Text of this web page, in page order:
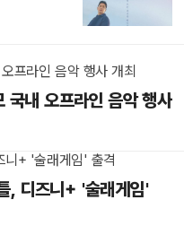
국내 오프라인 음악 행사
, 디즈니+ '술래게임'